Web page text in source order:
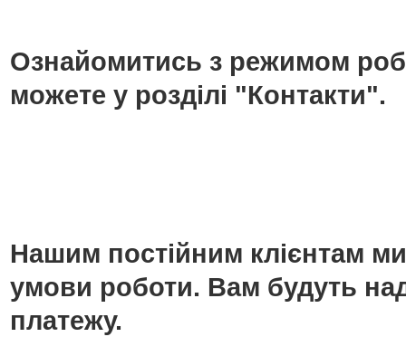
Ознайомитись з режимом
можете у розділі "Контакти".
Нашим постійним клієнтам
умови роботи. Вам будуть
платежу.